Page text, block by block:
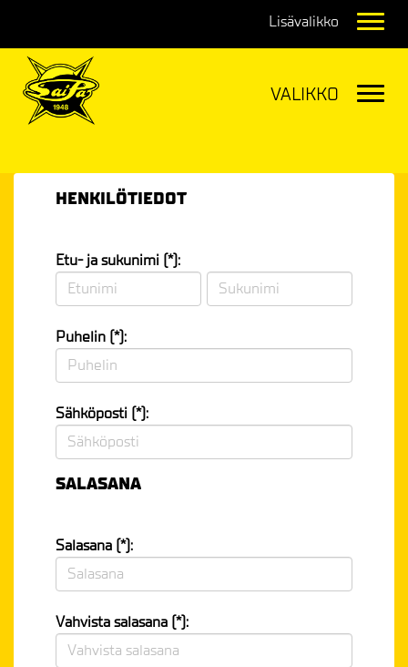
HENKILÖTIEDOT
Etu- ja sukunimi (*):
Puhelin (*):
Sähköposti (*):
SALASANA
Salasana (*):
Vahvista salasana (*):